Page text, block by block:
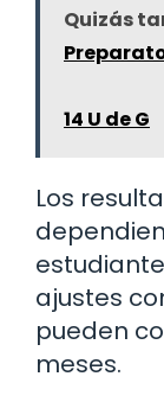
Quizás
14 U de G
Los
ajustes
pueden
meses.